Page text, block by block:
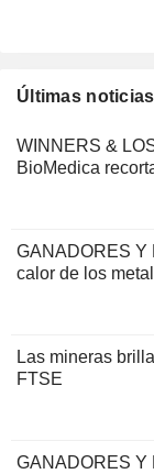
Últimas
WINNERS &
BioMedica
GANADORES Y
calor de los
Las mineras
FTSE
GANADORES Y